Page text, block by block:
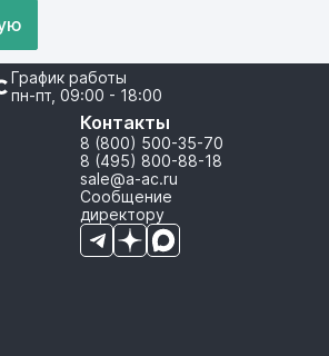
График работы
пн-пт, 09:00 - 18:00
Контакты
8 (800) 500-35-70
8 (495) 800-88-18
sale@a-ac.ru
Сообщение
директору